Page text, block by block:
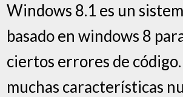
Windows 8.1 es un
basado en windows 8
ciertos errores de
muchas características